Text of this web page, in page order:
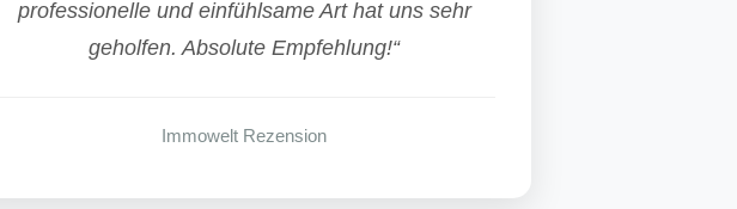
professionelle und einfühlsame Art hat uns sehr
geholfen. Absolute Empfehlung!“
Immowelt Rezension